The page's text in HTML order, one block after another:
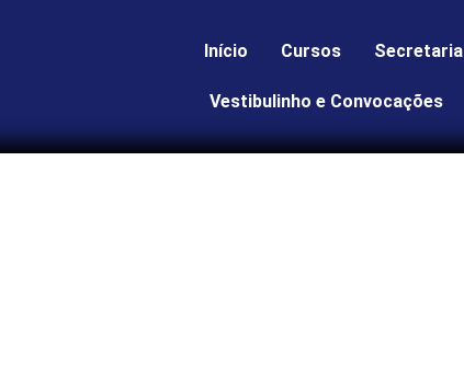
Início Cursos Secretaria
Vestibulinho e Convocações